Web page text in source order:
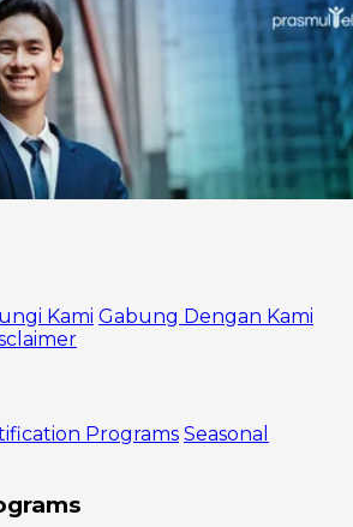
Kami Gabung Dengan Kami
Programs Seasonal